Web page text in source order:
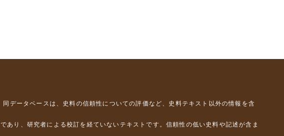
データベースは、史料の信頼性についての評価など、史料テキスト以外の情報を含
り、研究者による校訂を経ていないテキストです。信頼性の低い史料や記述が含ま